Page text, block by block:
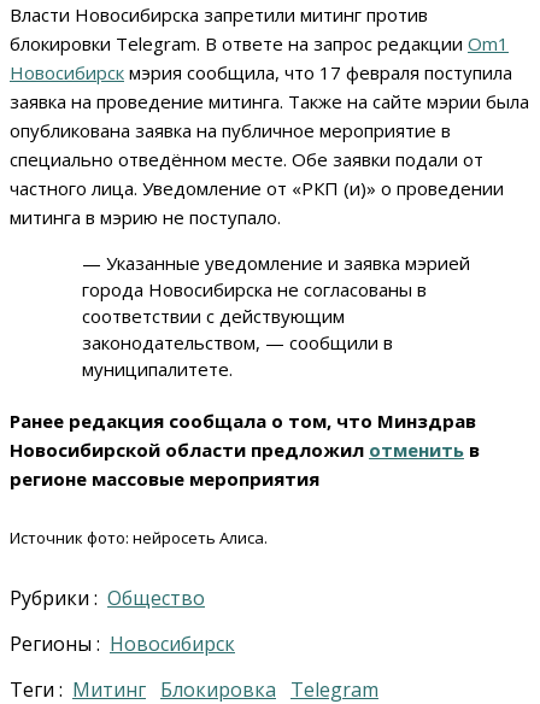
Власти Новосибирска запретили митинг против
блокировки Telegram. В ответе на запрос редакции Om1
Новосибирск мэрия сообщила, что 17 февраля поступила
заявка на проведение митинга. Также на сайте мэрии была
опубликована заявка на публичное мероприятие в
специально отведённом месте. Обе заявки подали от
частного лица. Уведомление от «РКП (и)» о проведении
митинга в мэрию не поступало.
— Указанные уведомление и заявка мэрией
города Новосибирска не согласованы в
соответствии с действующим
законодательством, — сообщили в
муниципалитете.
Ранее редакция сообщала о том, что Минздрав
Новосибирской области предложил отменить в
регионе массовые мероприятия
Источник фото: нейросеть Алиса.
Рубрики :
Общество
Регионы :
Новосибирск
Теги :
Митинг блокировка Telegram